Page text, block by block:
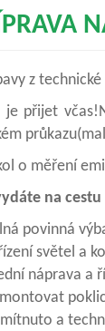
z
je přijet
o měření
na
povinná
světel a
náprava a
a